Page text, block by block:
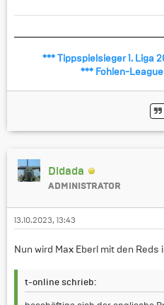
*** Tippspielsieger 1. Liga
*** Fohlen-
Didada
ADMINISTRATOR
13.10.2023, 13:43
Nun wird Max Eberl mit den
t-online schrieb: